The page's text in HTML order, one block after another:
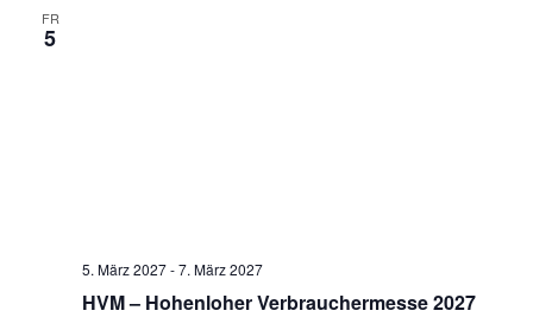
FR
5
5. März 2027-7. März 2027
HVM – Hohenloher Verbrauchermesse 2027